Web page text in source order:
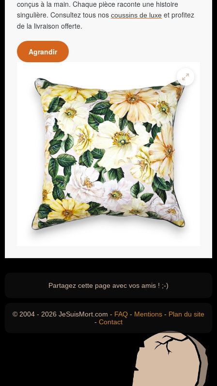
conçus à la main. Chaque pièce raconte une histoire
singulière. Consultez tous nos coussins de luxe et profitez
de la livraison offerte.
Agrandir
Partagez cette page avec vos amis ! ;-)
© 2004 - 2026 JeSuisMort.com - FAQ - Mentions - Plan du site
- Contact